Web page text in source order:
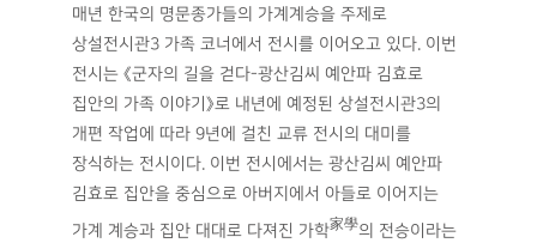
매년 한국의 명문종가들의 가계계승을 주제로
상설전시관3 가족 코너에서 전시를 이어오고 있다. 이번
전시는 《군자의 길을 걷다-광산김씨 예안파 김효로
집안의 가족 이야기》로 내년에 예정된 상설전시관3의
개편 작업에 따라 9년에 걸친 교류 전시의 대미를
장식하는 전시이다. 이번 전시에서는 광산김씨 예안파
김효로 집안을 중심으로 아버지에서 아들로 이어지는
가계 계승과 집안 대대로 다져진 가학家學의 전승이라는